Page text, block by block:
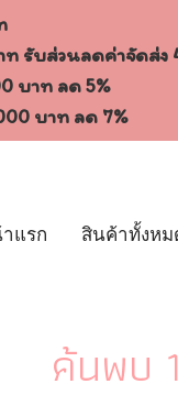
รับส่วนลดค่าจัดส่
บาท ลด 5%
บาท ลด 7%
แรก สินค้าทั้งหม
ค้นพบ